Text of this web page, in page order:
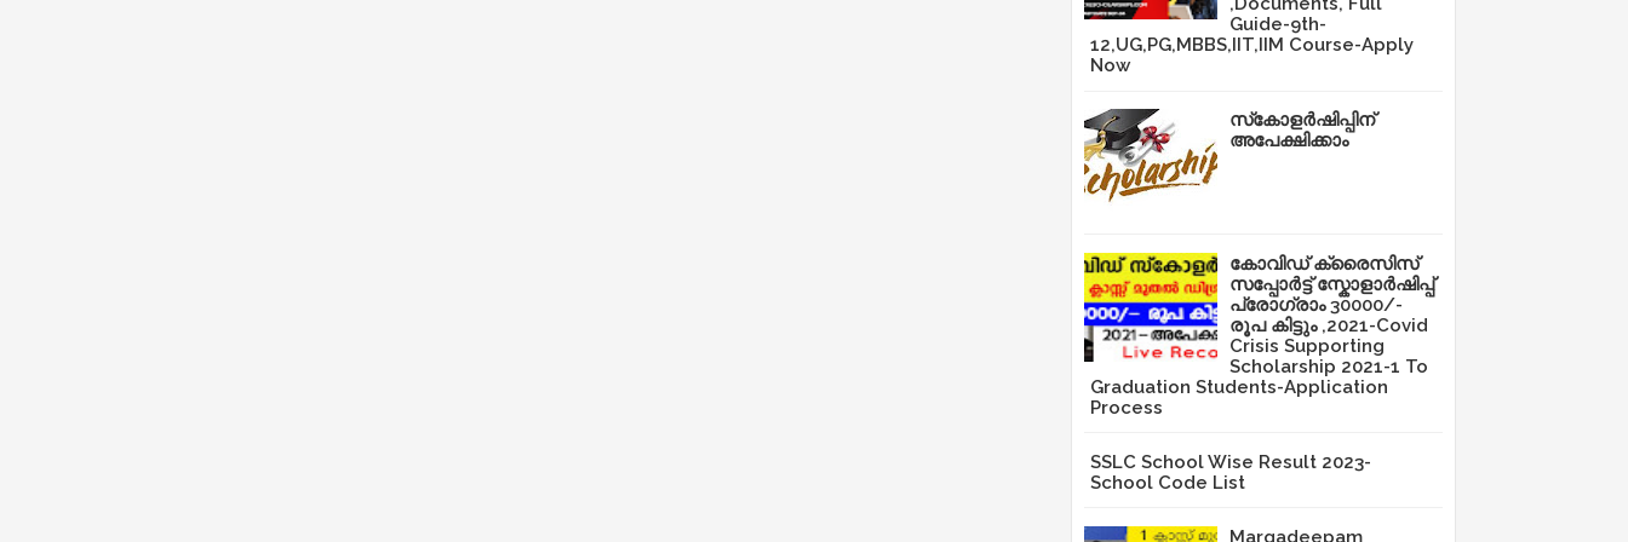
Guide-9th-
12,UG,PG,MBBS,IIT,IIM Course-Apply
Now
സ്‌കോളർഷിപ്പിന്
അപേക്ഷിക്കാം
കോവിഡ് ക്രൈസിസ്
സപ്പോർട്ട് സ്കോളാർഷിപ്പ്
പ്രോഗ്രാം 30000/-
രൂപ കിട്ടും ,2021-Covid
Crisis Supporting
Scholarship 2021-1 To
Graduation Students-Application
Process
SSLC School Wise Result 2023-
School Code List
Margadeepam